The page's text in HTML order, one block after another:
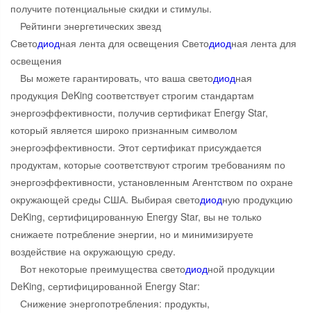
получите потенциальные скидки и стимулы.
Рейтинги энергетических звезд
Светодиодная лента для освещения Светодиодная лента для
освещения
Вы можете гарантировать, что ваша светодиодная
продукция DeKing соответствует строгим стандартам
энергоэффективности, получив сертификат Energy Star,
который является широко признанным символом
энергоэффективности. Этот сертификат присуждается
продуктам, которые соответствуют строгим требованиям по
энергоэффективности, установленным Агентством по охране
окружающей среды США. Выбирая светодиодную продукцию
DeKing, сертифицированную Energy Star, вы не только
снижаете потребление энергии, но и минимизируете
воздействие на окружающую среду.
Вот некоторые преимущества светодиодной продукции
DeKing, сертифицированной Energy Star:
Снижение энергопотребления: продукты,